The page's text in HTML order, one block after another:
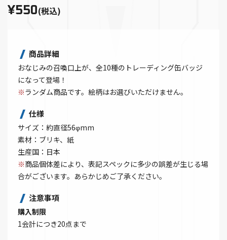
¥550(税込)
商品詳細
おなじみの召喚口上が、全10種のトレーディング缶バッジ
になって登場！
※ランダム商品です。絵柄はお選びいただけません。
仕様
サイズ：約直径56φmm
素材：ブリキ、紙
生産国：日本
※商品個体差により、表記スペックに多少の誤差が生じる場
合がございます。あらかじめご了承ください。
注意事項
購入制限
1会計につき20点まで